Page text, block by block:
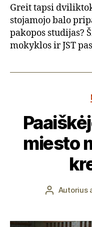
Greit tapsi
stojamojo balo
pakopos studijas?
mokyklos ir JST
miesto
ĮrašoAutorius